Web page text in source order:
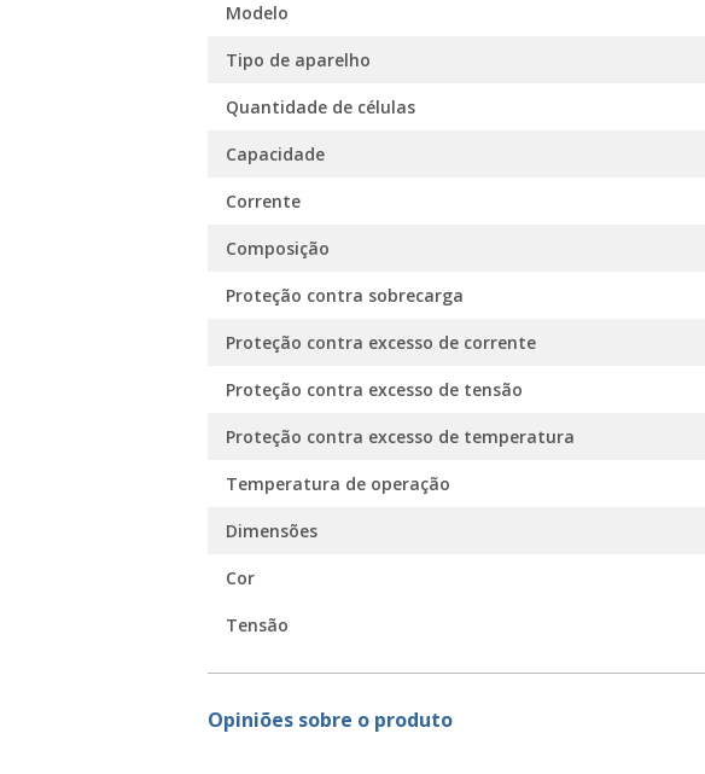
Modelo
Tipo de aparelho
Quantidade de células
Capacidade
Corrente
Composição
Proteção contra sobrecarga
Proteção contra excesso de corrente
Proteção contra excesso de tensão
Proteção contra excesso de temperatura
Temperatura de operação
Dimensões
Cor
Tensão
Opiniões sobre o produto